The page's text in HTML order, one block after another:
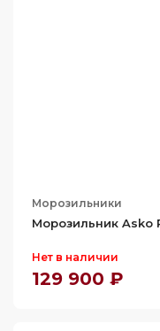
Морозильники
Морозильник Asko
Нет в наличии
129 900 ₽